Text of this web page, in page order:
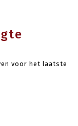
voor het laatste